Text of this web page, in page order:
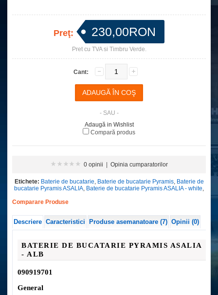
Preţ: 230,00RON
Pret cu TVA si Timbru Verde.
Cant:
- SAU -
Adaugă in Wishlist
Compară produs
0 opinii | Opinia cumparatorilor
Etichete: Baterie de bucatarie Baterie de bucatarie Pyramis, Baterie de
bucatarie Pyramis ASALIA Baterie de bucatarie Pyramis ASALIA - white
Comparare Produse
Descriere Caracteristici Produse asemanatoare (7) Opinii (0)
BATERIE DE BUCATARIE PYRAMIS ASALIA
- ALB
090919701
General